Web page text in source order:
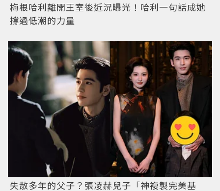
梅根哈利離開王室後近況曝光！哈利一句話成她
撐過低潮的力量
失散多年的父子？張凌赫兒子「神複製完美基